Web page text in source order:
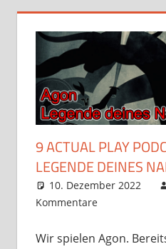
9 ACTUAL PLAY
LEGENDE DEINES
10. Dezember 2022
Kommentare
Wir spielen Agon.